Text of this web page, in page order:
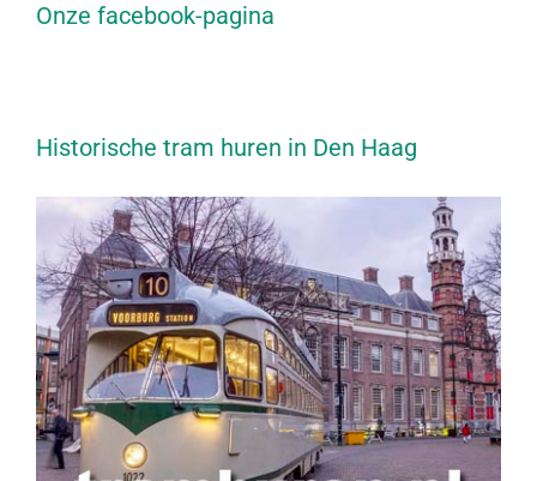
Onze facebook-pagina
Historische tram huren in Den Haag